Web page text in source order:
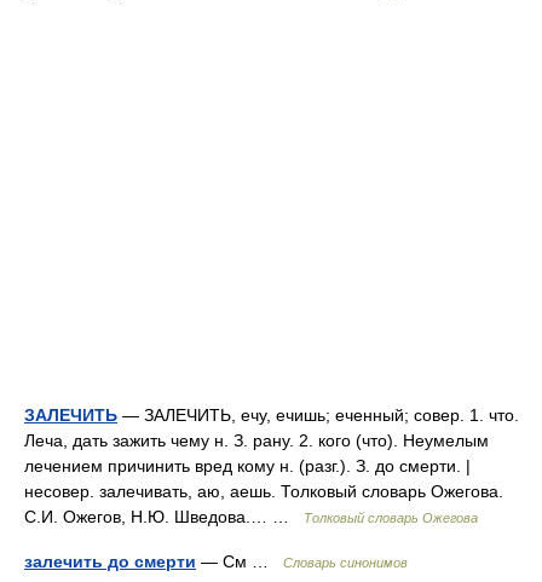
ЗАЛЕЧИТЬ — ЗАЛЕЧИТЬ, ечу, ечишь; еченный; совер. 1. что.
Леча, дать зажить чему н. З. рану. 2. кого (что). Неумелым
лечением причинить вред кому н. (разг.). З. до смерти. |
несовер. залечивать, аю, аешь. Толковый словарь Ожегова.
С.И. Ожегов, Н.Ю. Шведова.… …
Толковый словарь Ожегова
залечить до смерти — См … Словарь синонимов